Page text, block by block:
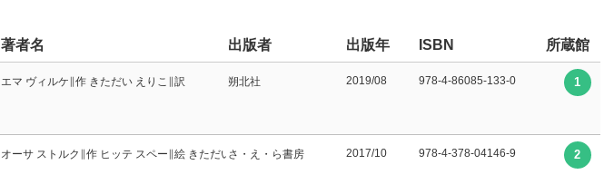
著者名 出版者 出版年 ISBN 所蔵館
エマ ヴィルケ∥作 きただい えりこ∥訳 朔北社 2019/08 978-4-86085-133-0 1
オーサ ストルク∥作 ヒッテ スペー∥絵 きただい えりこ∥訳
さ・え・ら書房 2017/10 978-4-378-04146-9 2